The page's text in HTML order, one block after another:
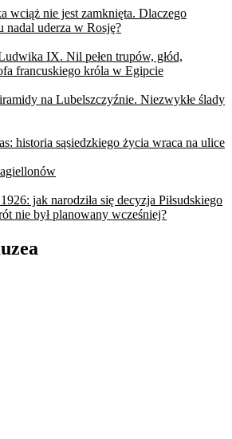
wciąż nie jest zamknięta. Dlaczego
nadal uderza w Rosję?
IX. Nil pełen trupów, głód,
francuskiego króla w Egipcie
na Lubelszczyźnie. Niezwykłe ślady
historia sąsiedzkiego życia wraca na ulice
jak narodziła się decyzja Piłsudskiego
nie był planowany wcześniej?